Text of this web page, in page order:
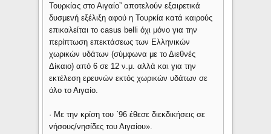
Τουρκίας στο Αιγαίο” αποτελούν εξαιρετικά
δυσμενή εξέλιξη αφού η Τουρκία κατά καιρούς
επικαλείται το casus belli όχι μόνο για την
περίπτωση επεκτάσεως των Ελληνικών
χωρικών υδάτων (σύμφωνα με το Διεθνές
Δίκαιο) από 6 σε 12 ν.μ. αλλά και για την
εκτέλεση ερευνών εκτός χωρικών υδάτων σε
όλο το Αιγαίο.
· Με την κρίση του ΄96 έθεσε διεκδικήσεις σε
νήσους/νησίδες του Αιγαίου».